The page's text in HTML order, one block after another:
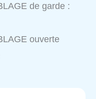
de garde :
ouverte